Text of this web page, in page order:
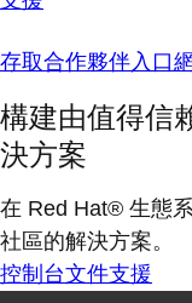
存取合作夥伴入口
構建由值得信
決方案
在 Red Hat® 生態
社區的解決方案。
控制台文件支援